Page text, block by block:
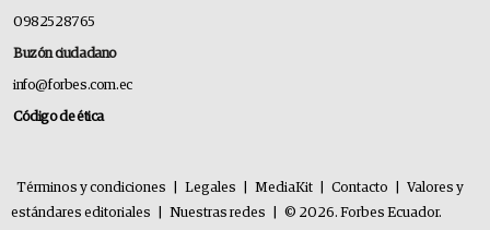
0982528765
Buzón ciudadano
info@forbes.com.ec
Código de ética
Términos y condiciones Legales MediaKit Contacto
Valores y
estándares editoriales
Nuestras redes
© 2026. Forbes Ecuador.